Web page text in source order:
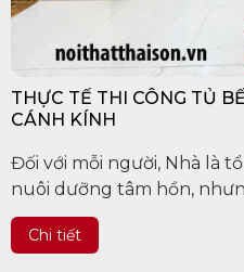
THỰC TẾ THI CÔNG TỦ
CÁNH KÍNH
Đối với mỗi người, Nhà là
nuôi dưỡng tâm hồn,
Sơn, "Nhà" còn là nơi để
phong cách...
Chi tiết